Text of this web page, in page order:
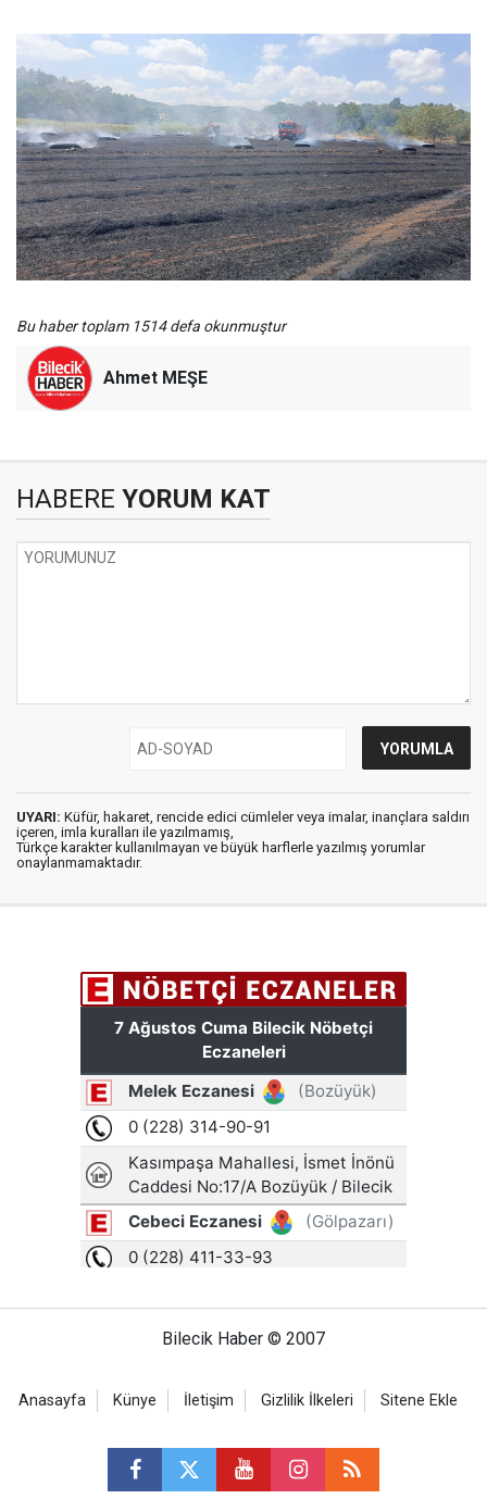
Bu haber toplam 1514 defa okunmuştur
Ahmet MEŞE
HABERE YORUM KAT
UYARI: Küfür, hakaret, rencide edici cümleler veya imalar, inançlara saldırı
içeren, imla kuralları ile yazılmamış,
Türkçe karakter kullanılmayan ve büyük harflerle yazılmış yorumlar
onaylanmamaktadır.
Bilecik Haber © 2007
Anasayfa Künye İletişim Gizlilik İlkeleri Sitene Ekle